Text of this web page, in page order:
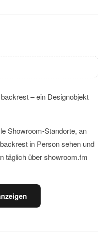
– ein Designobjekt
Showroom-Standorte, an
in Person sehen und
täglich über showroom.fm